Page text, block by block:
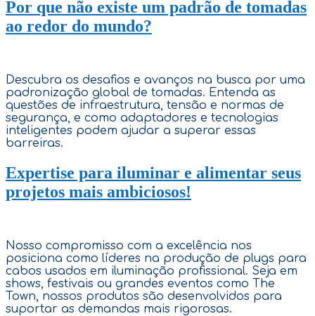
Por que não existe um padrão de tomadas
ao redor do mundo?
Descubra os desafios e avanços na busca por uma
padronização global de tomadas. Entenda as
questões de infraestrutura, tensão e normas de
segurança, e como adaptadores e tecnologias
inteligentes podem ajudar a superar essas
barreiras.
Expertise para iluminar e alimentar seus
projetos mais ambiciosos!
Nosso compromisso com a excelência nos
posiciona como líderes na produção de plugs para
cabos usados em iluminação profissional. Seja em
shows, festivais ou grandes eventos como The
Town, nossos produtos são desenvolvidos para
suportar as demandas mais rigorosas.